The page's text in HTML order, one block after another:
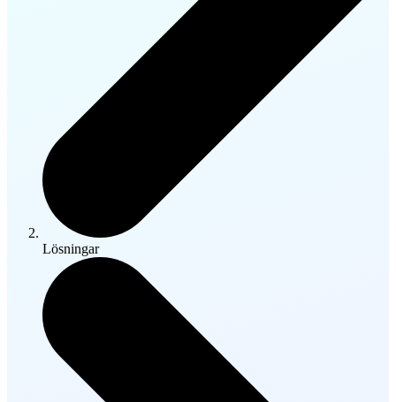
Lösningar